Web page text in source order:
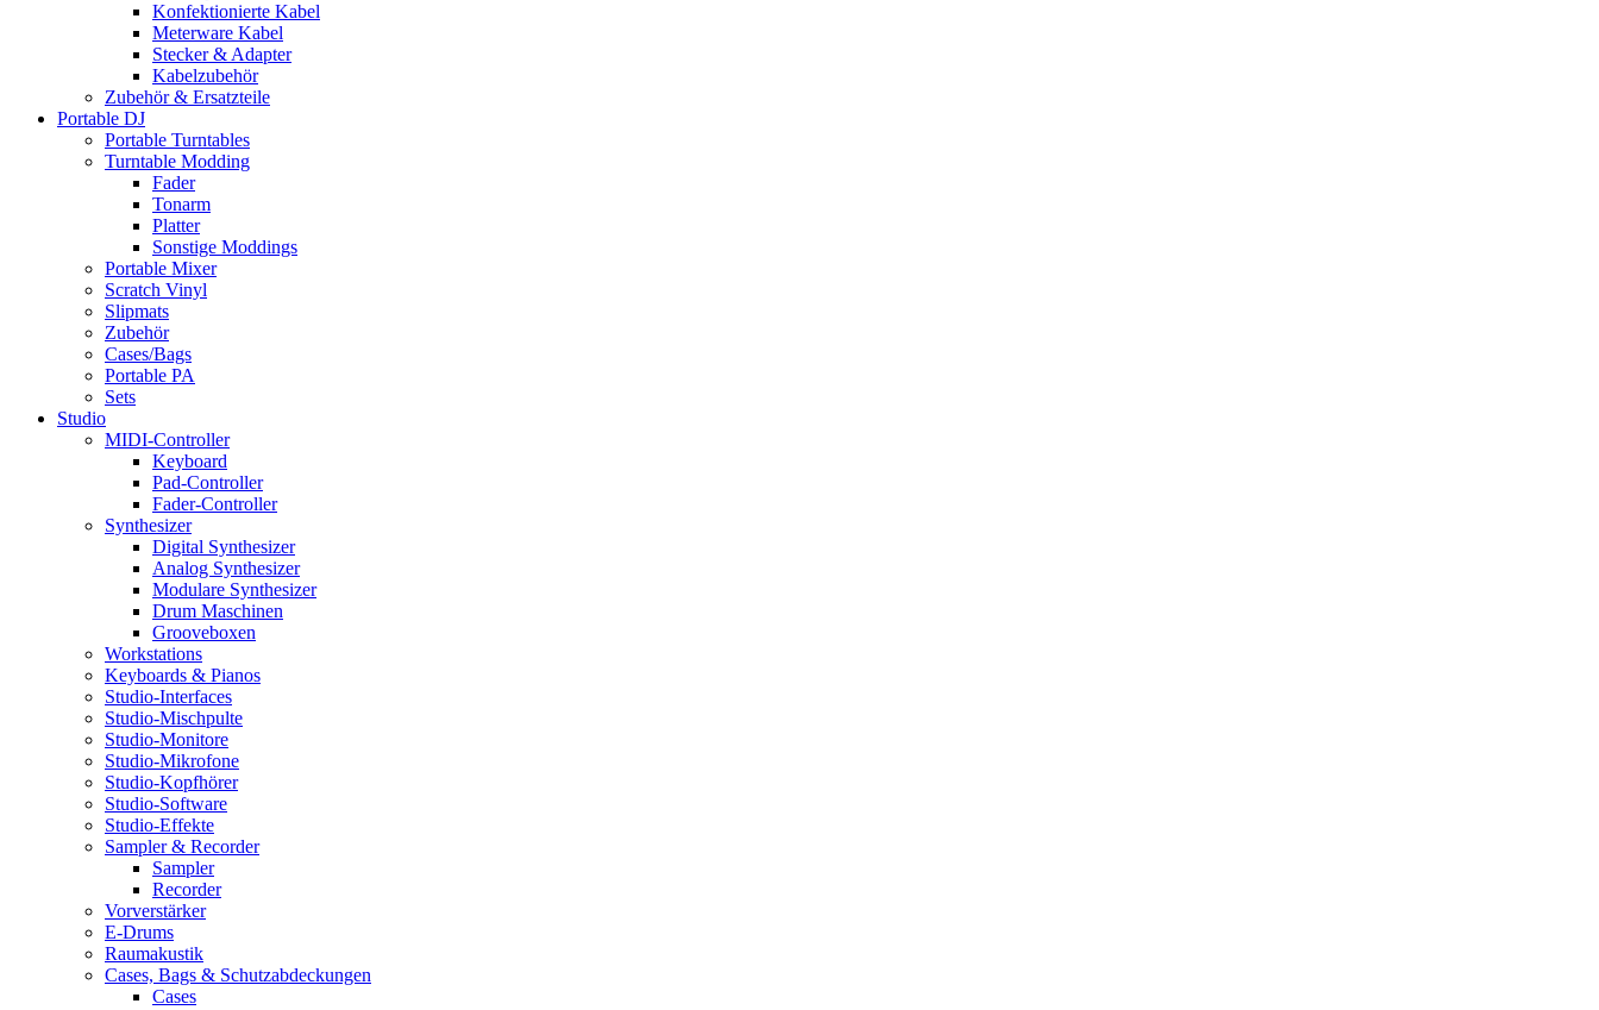
Konfektionierte Kabel
Meterware Kabel
Stecker & Adapter
Kabelzubehör
Zubehör & Ersatzteile
Portable DJ
Portable Turntables
Turntable Modding
Fader
Tonarm
Platter
Sonstige Moddings
Portable Mixer
Scratch Vinyl
Slipmats
Zubehör
Cases/Bags
Portable PA
Sets
Studio
MIDI-Controller
Keyboard
Pad-Controller
Fader-Controller
Synthesizer
Digital Synthesizer
Analog Synthesizer
Modulare Synthesizer
Drum Maschinen
Grooveboxen
Workstations
Keyboards & Pianos
Studio-Interfaces
Studio-Mischpulte
Studio-Monitore
Studio-Mikrofone
Studio-Kopfhörer
Studio-Software
Studio-Effekte
Sampler & Recorder
Sampler
Recorder
Vorverstärker
E-Drums
Raumakustik
Cases, Bags & Schutzabdeckungen
Cases